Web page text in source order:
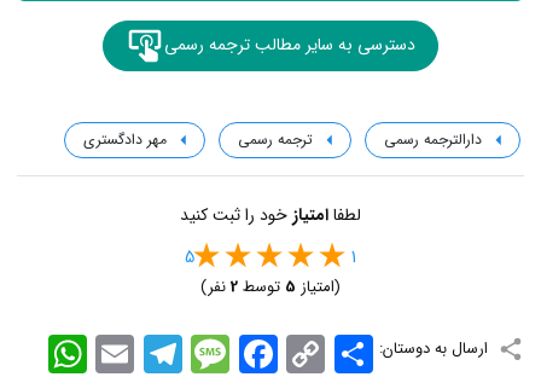
دسترسی به سایر مطالب ترجمه رسمی
دارالترجمه رسمی ترجمه رسمی مهر دادگستری
لطفاامتیاز خود را ثبت کنید
1
5
(امتیاز 5 توسط2نفر)
ارسال به دوستان: WhatsApp EmailTelegramMessageFacebook Copy
Link
اشتراک